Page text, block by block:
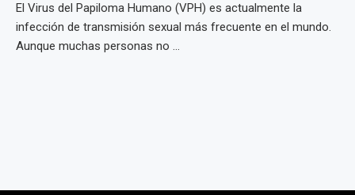
El Virus del Papiloma Humano (VPH) es actualmente la
infección de transmisión sexual más frecuente en el mundo.
Aunque muchas personas no ...